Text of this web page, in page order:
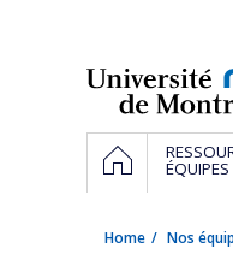
Navigation
principale
HOME
Home Nos